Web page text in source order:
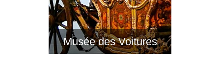
Musée des Voitures